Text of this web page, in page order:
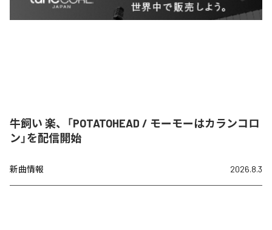
牛飼い 楽、「POTATOHEAD / モーモーはカランコロ
ン」を配信開始
新曲情報 2026.8.3